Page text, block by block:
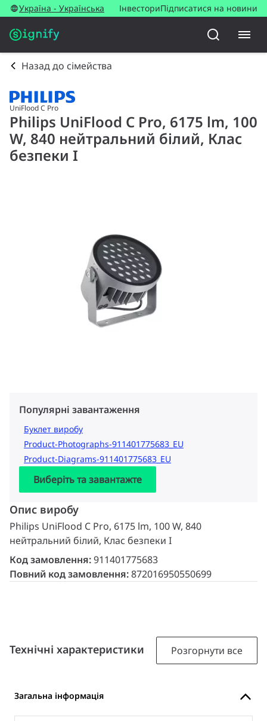
Україна - Українська ІнвесториПідписатися на новини
Назад до сімейства
UniFlood C Pro
Philips UniFlood C Pro, 6175 lm, 100
W, 840 нейтральний білий, Клас
безпеки I
Популярні завантаження
Буклет виробу
Product-Photographs-911401775683_EU
Product-Diagrams-911401775683_EU
Виберіть та завантажте
Опис виробу
Philips UniFlood C Pro, 6175 lm, 100 W, 840
нейтральний білий, Клас безпеки I
Код замовлення:911401775683
Повний код замовлення:872016950550699
Технічні характеристики Розгорнути все
Загальна інформація